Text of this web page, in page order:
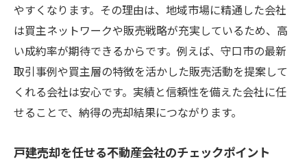
戸建売却で活用したい守口市の地元情報と
は
守口市の地元密着情報が戸建売却に与える
影響
戸建売却で地域の評判が重視される理由
戸建売却成功のため守口市の情報収集術
やすくなります。その理由は、地域市場に精通した会社
は買主ネットワークや販売戦略が充実しているため、高
い成約率が期待できるからです。例えば、守口市の最新
取引事例や買主層の特徴を活かした販売活動を提案して
くれる会社は安心です。実績と信頼性を備えた会社に任
せることで、納得の売却結果につながります。
戸建売却を任せる不動産会社のチェックポイント